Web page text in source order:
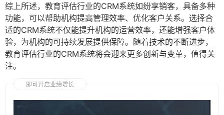
综上所述，教育评估行业的CRM系统如纷享销客，具备多种
功能，可以帮助机构提高管理效率、优化客户关系。选择合
适的CRM系统不仅能提升机构的运营效率，还能增强客户体
验，为机构的可持续发展提供保障。随着技术的不断进步，
教育评估行业的CRM系统将会迎来更多创新与变革，值得关
注。
即可开启业绩增长